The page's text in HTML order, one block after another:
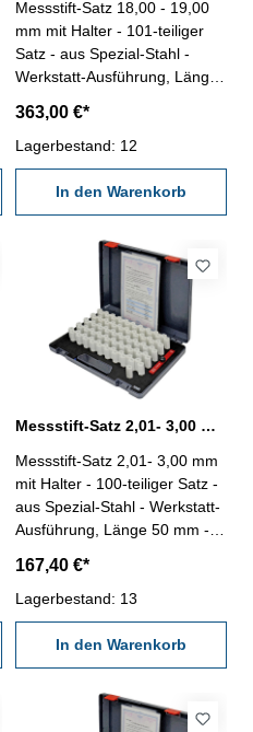
Messstift-Satz 18,00 - 19,00
mm mit Halter - 101-teiliger
Satz - aus Spezial-Stahl -
Werkstatt-Ausführung, Länge
0,004 mm - Stufung 0,01 mm
- mit Messstifthalter - im
Behältnis/Kasten Messbereich
18,0 - 19,00 mm
363,00 €*
Lagerbestand: 12
In den Warenkorb
Messstift-Satz 2,01- 3,00 mm 100 tlg. mit Halter
Messstift-Satz 2,01- 3,00 mm
mit Halter - 100-teiliger Satz -
aus Spezial-Stahl - Werkstatt-
Ausführung, Länge 50 mm -
Stufung 0,01 mm - mit
Messstifthalter - im Behältnis /
Kasten Messbereich 2,01 -
3,00 mm
167,40 €*
Lagerbestand: 13
In den Warenkorb